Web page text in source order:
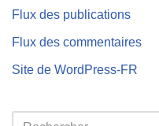
Flux des publications
Flux des commentaires
Site de WordPress-FR